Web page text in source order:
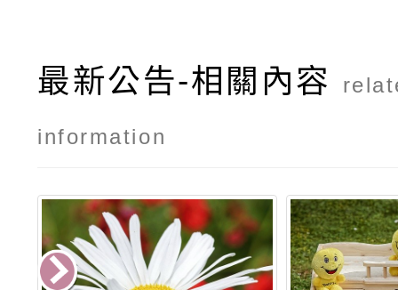
最新公告-相關內容
information